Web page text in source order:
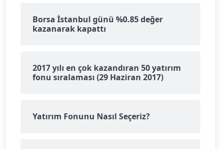
Borsa İstanbul günü %0.85 değer
kazanarak kapattı
2017 yılı en çok kazandıran 50 yatırım
fonu sıralaması (29 Haziran 2017)
Yatırım Fonunu Nasıl Seçeriz?